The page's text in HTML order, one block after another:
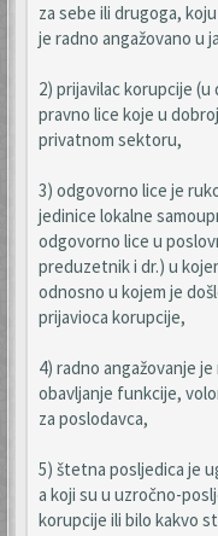
za sebe ili drugoga,
je radno angažovano u
2) prijavilac korupcije
pravno lice koje u
privatnom sektoru,
3) odgovorno lice je
jedinice lokalne
odgovorno lice u
preduzetnik i dr.) u
odnosno u kojem je
prijavioca korupcije,
4) radno angažovanje
obavljanje funkcije,
za poslodavca,
5) štetna posljedica je
a koji su u uzročno-
korupcije ili bilo kakvo